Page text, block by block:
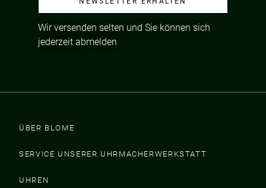
Wir versenden selten und Sie können sich
jederzeit abmelden
ÜBER BLOME
SERVICE UNSERER UHRMACHERWERKSTATT
UHREN